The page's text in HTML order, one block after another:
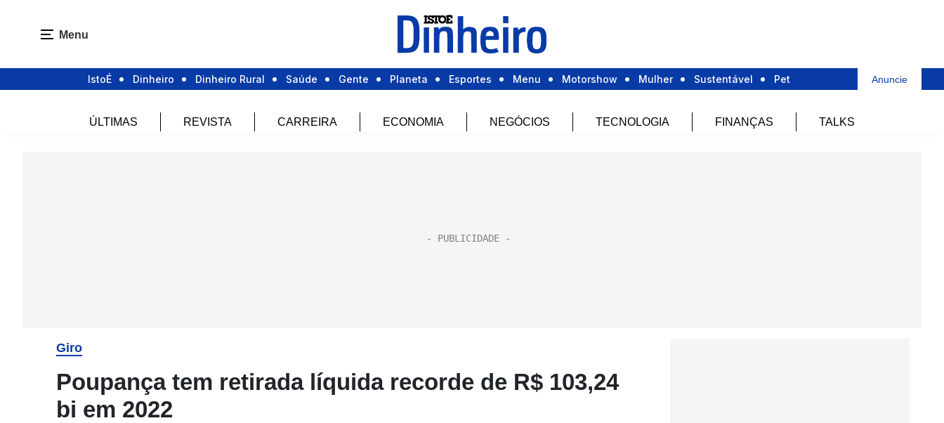
Menu
IstoÉ Dinheiro Dinheiro Rural Saúde Gente Planeta Esportes Menu Motorshow Mulher Sustentável Pet Anuncie
ÚLTIMAS REVISTA CARREIRA ECONOMIA NEGÓCIOS TECNOLOGIA FINANÇAS TALKS
Giro
Poupança tem retirada líquida recorde de R$ 103,24
bi em 2022